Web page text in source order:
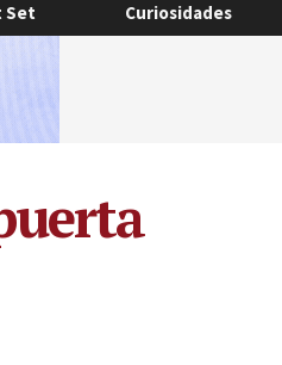
Set Curiosidades